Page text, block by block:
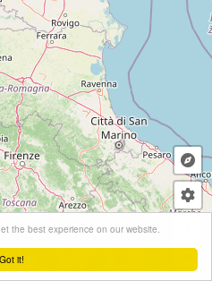
Got it!
the best experience on our website.